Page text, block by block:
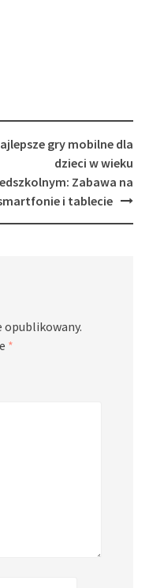
gry mobilne dla
dzieci w wieku
Zabawa na
i tablecie
opublikowany.
*